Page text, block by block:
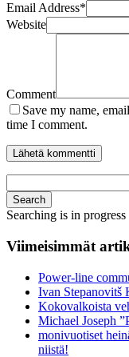
Email Address*
Website
Comment
Save my name,
time I comment.
Search
Searching is in progress
Viimeisimmät
Power-line
Ivan Stepanovitš
Kokovalkoista
Michael Joseph
monivuotiset
niistä!